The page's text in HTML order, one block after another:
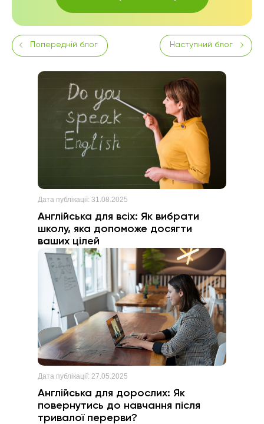
Попередній блог Наступний блог
Дата публікації: 31.08.2025
Англійська для всіх: Як вибрати
школу, яка допоможе досягти
ваших цілей
Дата публікації: 27.05.2025
Англійська для дорослих: Як
повернутись до навчання після
тривалої перерви?